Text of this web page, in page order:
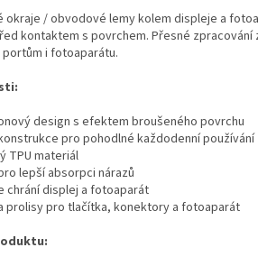
okraje / obvodové lemy kolem displeje a
kontaktem s povrchem. Přesné
i fotoaparátu.
design s efektem broušeného povrchu
pro pohodlné každodenní používání
TPU materiál
lepší absorpci nárazů
chrání displej a fotoaparát
prolisy pro tlačítka, konektory a fotoaparát